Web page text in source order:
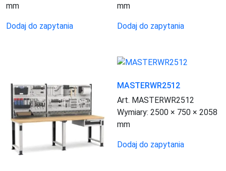
mm
Dodaj do zapytania
mm
Dodaj do zapytania
MASTERWR2512
Art. MASTERWR2512
Wymiary:2500 × 750 × 2058
mm
Dodaj do zapytania